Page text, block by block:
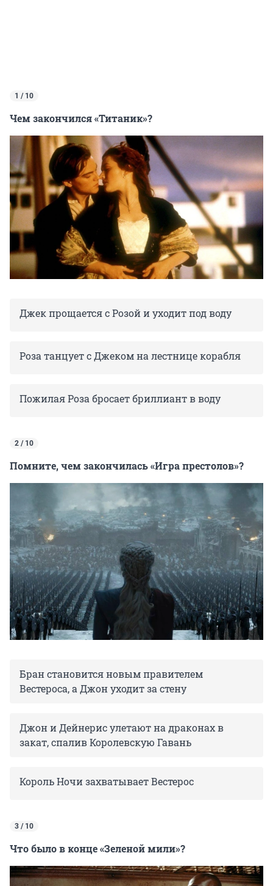
1 / 10
Чем закончился «Титаник»?
Джек прощается с Розой и уходит под воду
Роза танцует с Джеком на лестнице корабля
Пожилая Роза бросает бриллиант в воду
2 / 10
Помните, чем закончилась «Игра престолов»?
Бран становится новым правителем
Вестероса, а Джон уходит за стену
Джон и Дейнерис улетают на драконах в
закат, спалив Королевскую Гавань
Король Ночи захватывает Вестерос
3 / 10
Что было в конце «Зеленой мили»?